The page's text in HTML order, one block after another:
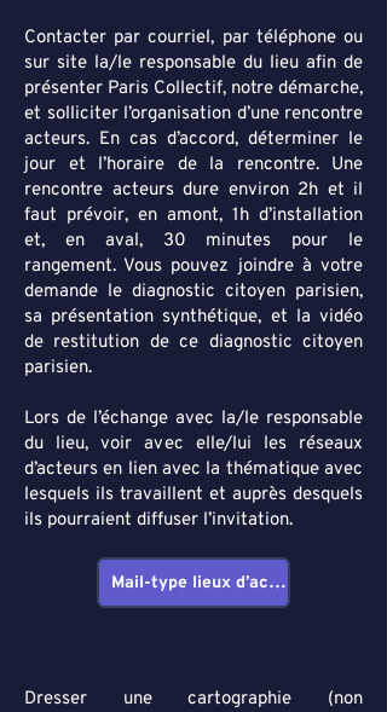
Contacter par courriel, par téléphone ou
sur site la/le responsable du lieu afin de
présenter Paris Collectif, notre démarche,
et solliciter l’organisation d’une rencontre
acteurs. En cas d’accord, déterminer le
jour et l’horaire de la rencontre. Une
rencontre acteurs dure environ 2h et il
faut prévoir, en amont, 1h d’installation
et, en aval, 30 minutes pour le
rangement. Vous pouvez joindre à votre
demande le diagnostic citoyen parisien,
sa présentation synthétique, et la vidéo
de restitution de ce diagnostic citoyen
parisien.
Lors de l’échange avec la/le responsable
du lieu, voir avec elle/lui les réseaux
d’acteurs en lien avec la thématique avec
lesquels ils travaillent et auprès desquels
ils pourraient diffuser l’invitation.
Mail-type lieux d’accueil
Dresser une cartographie (non